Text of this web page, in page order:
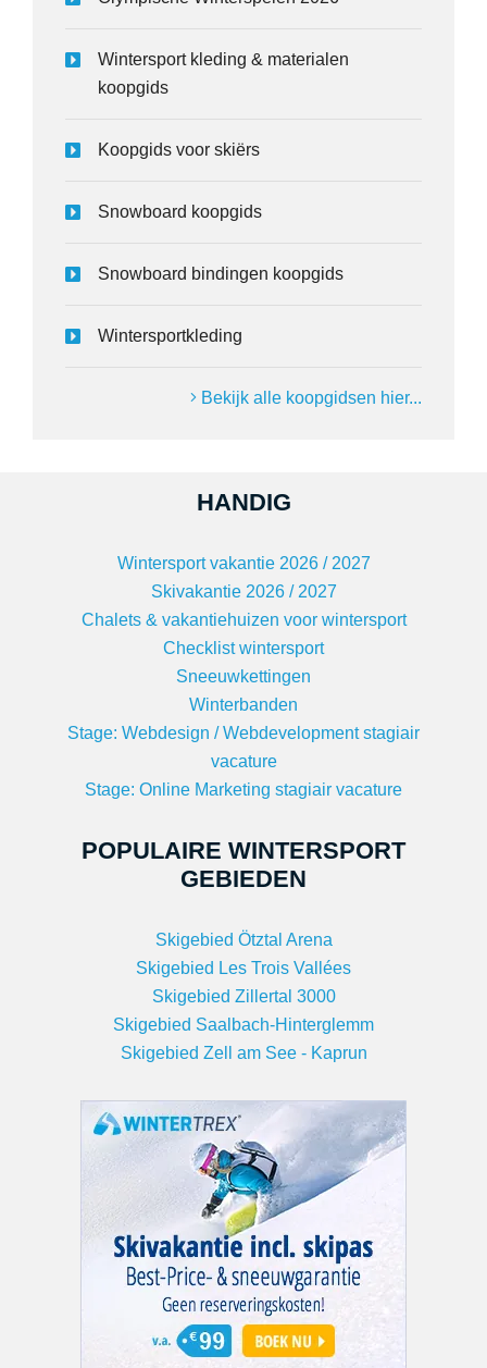
Wintersport kleding & materialen
koopgids
Koopgids voor skiërs
Snowboard koopgids
Snowboard bindingen koopgids
Wintersportkleding
Bekijk alle koopgidsen hier...
HANDIG
Wintersport vakantie 2026 / 2027
Skivakantie 2026 / 2027
Chalets & vakantiehuizen voor wintersport
Checklist wintersport
Sneeuwkettingen
Winterbanden
Stage: Webdesign / Webdevelopment stagiair
vacature
Stage: Online Marketing stagiair vacature
POPULAIRE WINTERSPORT
GEBIEDEN
Skigebied Ötztal Arena
Skigebied Les Trois Vallées
Skigebied Zillertal 3000
Skigebied Saalbach-Hinterglemm
Skigebied Zell am See - Kaprun